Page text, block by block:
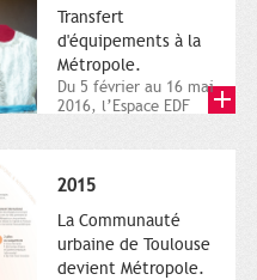
Transfert
d'équipements à la
Métropole.
Du 5 février au 16 mai
2016, l’Espace EDF
2015
La Communauté
urbaine de Toulouse
devient Métropole.